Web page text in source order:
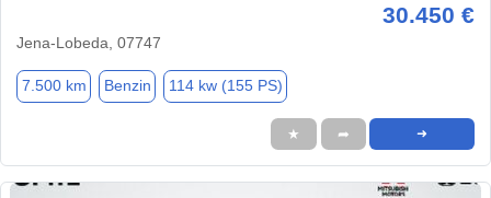
30.450 €
Jena-Lobeda, 07747
7.500 km Benzin 114 kw (155 PS)
★ ➦ ➜